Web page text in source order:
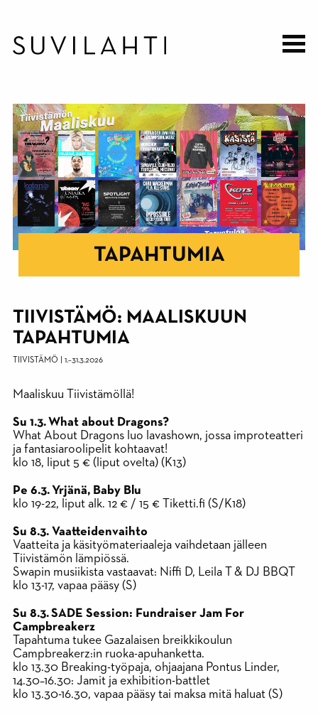
TAPAHTUMIA
TIIVISTÄMÖ: MAALISKUUN
TAPAHTUMIA
TIIVISTÄMÖ 1.–31.3.2026
Maaliskuu Tiivistämöllä!
Su 1.3. What about Dragons?
What About Dragons luo lavashown, jossa improteatteri
ja fantasiaroolipelit kohtaavat!
klo 18, liput 5 € (liput ovelta) (K13)
Pe 6.3. Yrjänä, Baby Blu
klo 19-22, liput alk. 12 € / 15 € Tiketti.fi (S/K18)
Su 8.3. Vaatteidenvaihto
Vaatteita ja käsityömateriaaleja vaihdetaan jälleen
Tiivistämön lämpiössä.
Swapin musiikista vastaavat: Niffi D, Leila T & DJ BBQT
klo 13-17, vapaa pääsy (S)
Su 8.3. SADE Session: Fundraiser Jam For
Campbreakerz
Tapahtuma tukee Gazalaisen breikkikoulun
Campbreakerz:in ruoka-apuhanketta.
klo 13.30 Breaking-työpaja, ohjaajana Pontus Linder,
14.30–16.30: Jamit ja exhibition-battlet
klo 13.30-16.30, vapaa pääsy tai maksa mitä haluat (S)